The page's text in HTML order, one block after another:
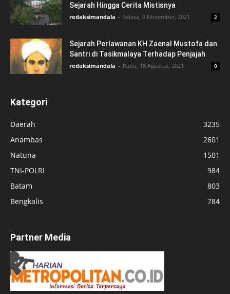
Sejarah Hingga Cerita Mistisnya
redaksimandala - Selasa, 9 November, 2021 2
Sejarah Perlawanan KH Zaenal Mustofa dan
Santri di Tasikmalaya Terhadap Penjajah
redaksimandala - Rabu, 18 Agustus, 2021 0
Kategori
Daerah
3235
Anambas
2601
Natuna
1501
TNI-POLRI
984
Batam
803
Bengkalis
784
Partner Media